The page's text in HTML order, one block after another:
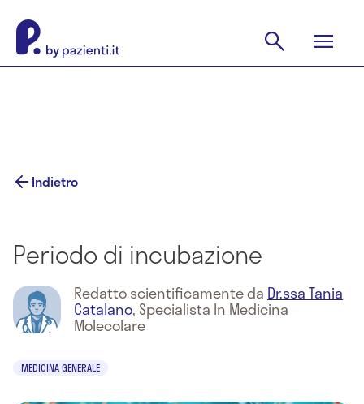
Indietro
Periodo di incubazione
Redatto scientificamente da Dr.ssa Tania
Catalano, Specialista In Medicina
Molecolare
MEDICINA GENERALE